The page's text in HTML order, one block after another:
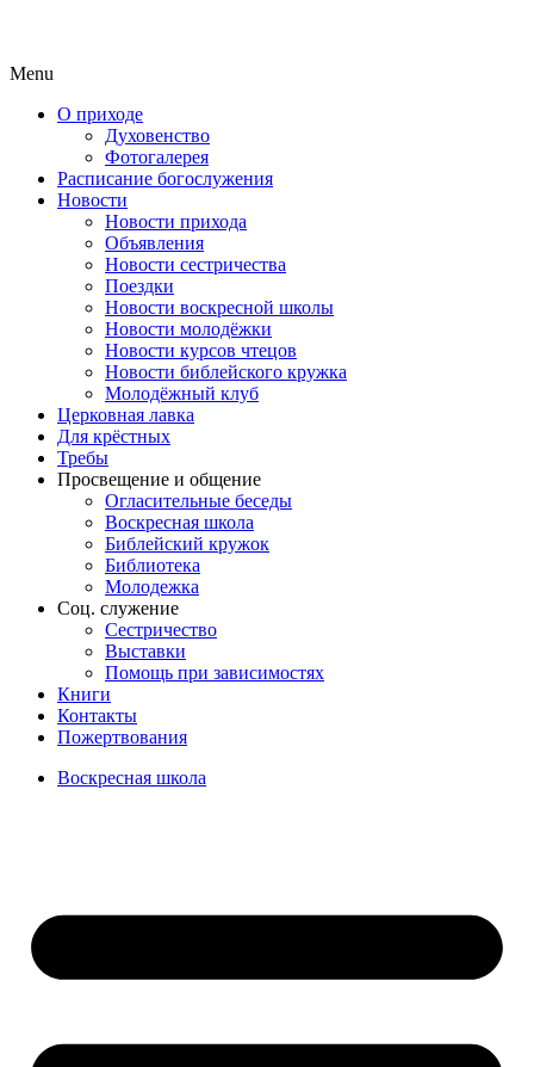
Menu
О приходе
Духовенство
Фотогалерея
Расписание богослужения
Новости
Новости прихода
Объявления
Новости сестричества
Поездки
Новости воскресной школы
Новости молодёжки
Новости курсов чтецов
Новости библейского кружка
Молодёжный клуб
Церковная лавка
Для крёстных
Требы
Просвещение и общение
Огласительные беседы
Воскресная школа
Библейский кружок
Библиотека
Молодежка
Соц. служение
Сестричество
Выставки
Помощь при зависимостях
Книги
Контакты
Пожертвования
Воскресная школа